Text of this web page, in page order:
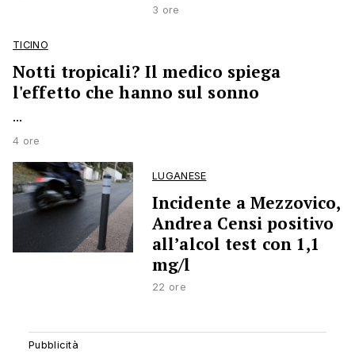
3 ore
TICINO
Notti tropicali? Il medico spiega
l'effetto che hanno sul sonno
...
4 ore
LUGANESE
Incidente a Mezzovico,
Andrea Censi positivo
all’alcol test con 1,1
mg/l
22 ore